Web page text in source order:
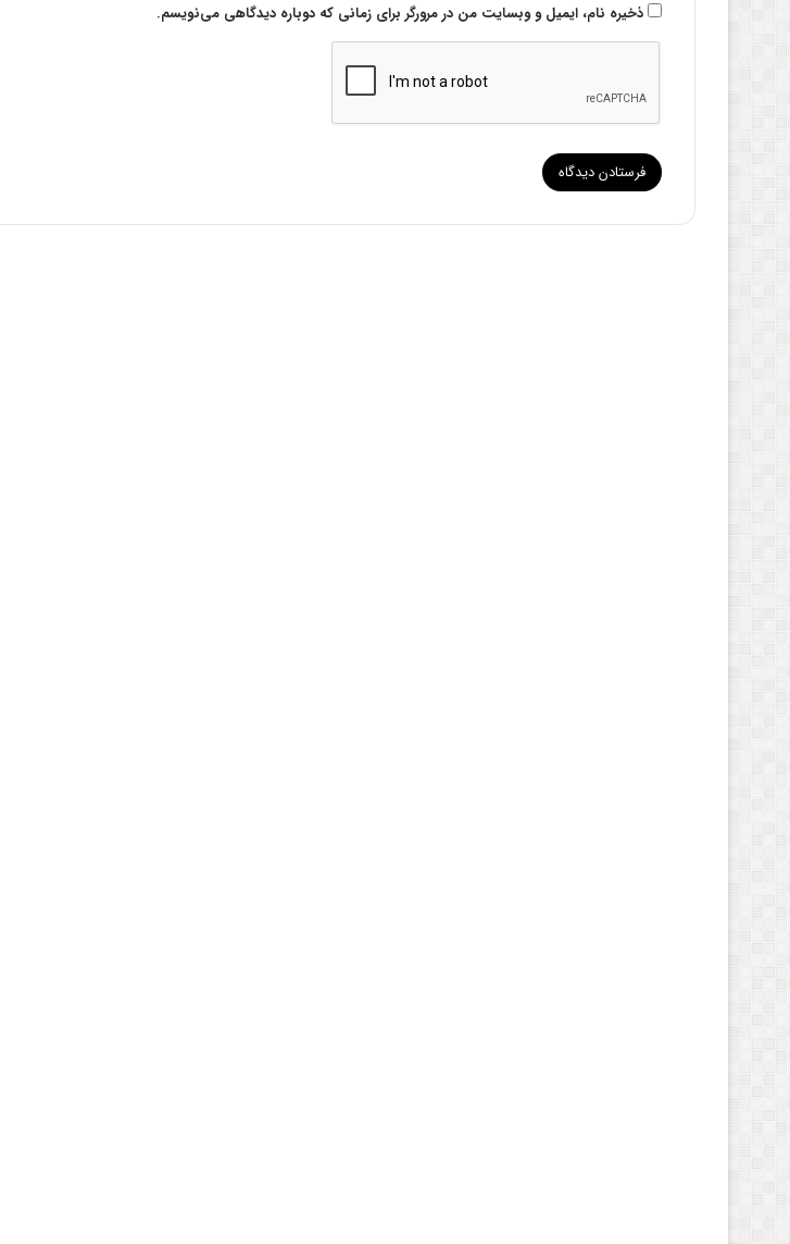
ذخیره نام، ایمیل و وبسایت من در مرورگر برای زمانی که دوباره دیدگاهی می‌نویسم.